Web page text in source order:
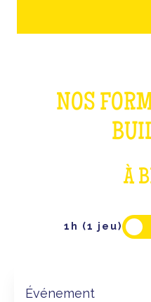
NOS
À
1h (1 jeu)
Événement